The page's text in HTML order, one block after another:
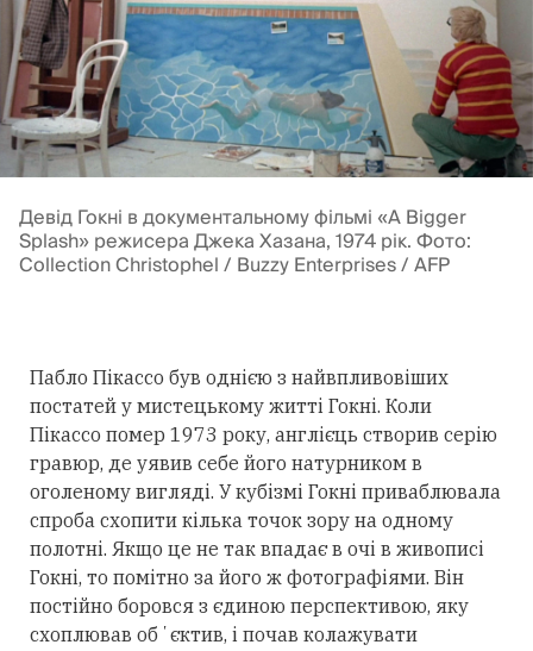
Девід Гокні в документальному фільмі «A Bigger
Splash» режисера Джека Хазана, 1974 рік. Фото:
Collection Christophel / Buzzy Enterprises / AFP
Пабло Пікассо був однією з найвпливовіших
постатей у мистецькому житті Гокні. Коли
Пікассо помер 1973 року, англієць створив серію
гравюр, де уявив себе його натурником в
оголеному вигляді. У кубізмі Гокні приваблювала
спроба схопити кілька точок зору на одному
полотні. Якщо це не так впадає в очі в живописі
Гокні, то помітно за його ж фотографіями. Він
постійно боровся з єдиною перспективою, яку
схоплював обʼєктив, і почав колажувати